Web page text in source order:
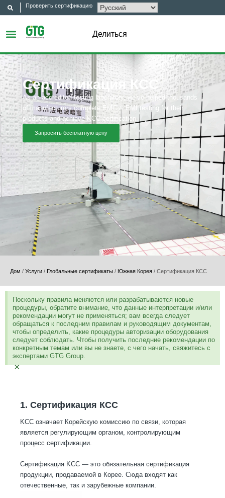
Проверить сертификацию
Делиться
Сертификация КСС
As an accredited testing laboratory, we’ve helped thousands
of manufacturers complete EMC & EMI testing for their
products and achieve KCC certification.
Запросить бесплатную цену
Дом / Услуги / Глобальные сертификаты / Южная Корея / Сертификация КСС
Поскольку правила меняются или разрабатываются новые
процедуры, обратите внимание, что данные интерпретации и/или
рекомендации могут не применяться; вам всегда следует
обращаться к последним правилам и руководящим документам,
чтобы определить, какие процедуры авторизации оборудования
следует соблюдать. Чтобы получить последние рекомендации по
конкретным темам или вы не знаете, с чего начать, свяжитесь с
экспертами GTG Group.
×
1. Сертификация КСС
KCC означает Корейскую комиссию по связи, которая
является регулирующим органом, контролирующим
процесс сертификации.
Сертификация KCC — это обязательная сертификация
продукции, продаваемой в Корее. Сюда входят как
отечественные, так и зарубежные компании.